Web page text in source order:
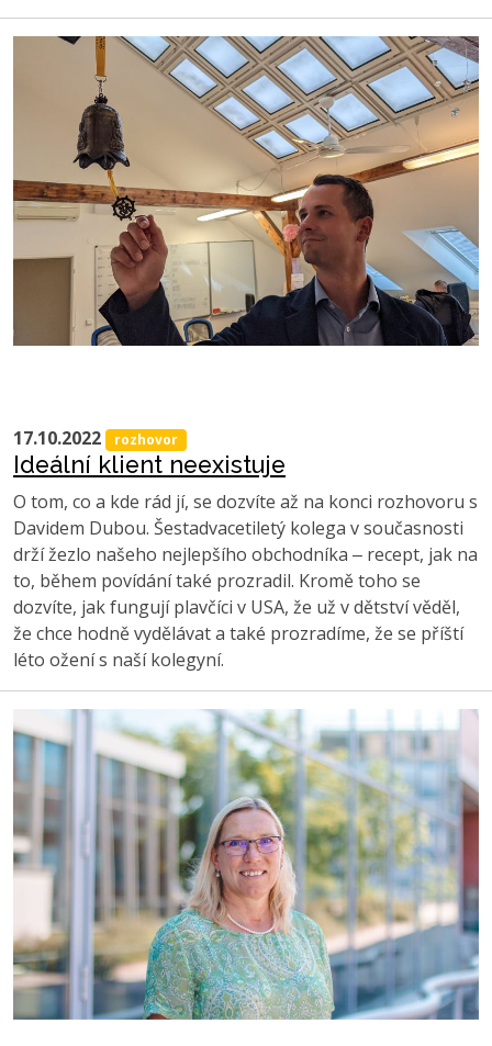
17.10.2022 rozhovor
Ideální klient neexistuje
O tom, co a kde rád jí, se dozvíte až na konci rozhovoru s
Davidem Dubou. Šestadvacetiletý kolega v současnosti
drží žezlo našeho nejlepšího obchodníka ‒ recept, jak na
to, během povídání také prozradil. Kromě toho se
dozvíte, jak fungují plavčíci v USA, že už v dětství věděl,
že chce hodně vydělávat a také prozradíme, že se příští
léto ožení s naší kolegyní.